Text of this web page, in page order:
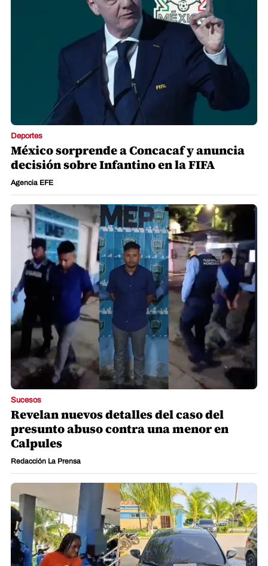
Deportes
México sorprende a Concacaf y anuncia
decisión sobre Infantino en la FIFA
Agencia EFE
Sucesos
Revelan nuevos detalles del caso del
presunto abuso contra una menor en
Calpules
Redacción La Prensa